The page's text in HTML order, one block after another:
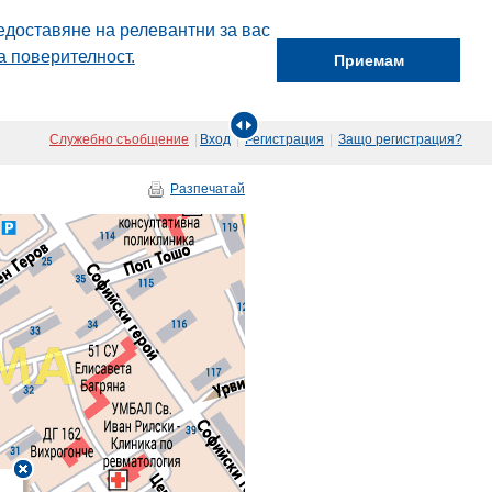
на релевантни за вас
поверителност.
Приемам
Служебно съобщение Вход |Регистрация Защо регистрация?
Разпечатай